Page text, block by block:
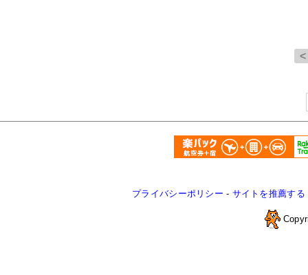
プライバシーポリシー - サイトを推薦する